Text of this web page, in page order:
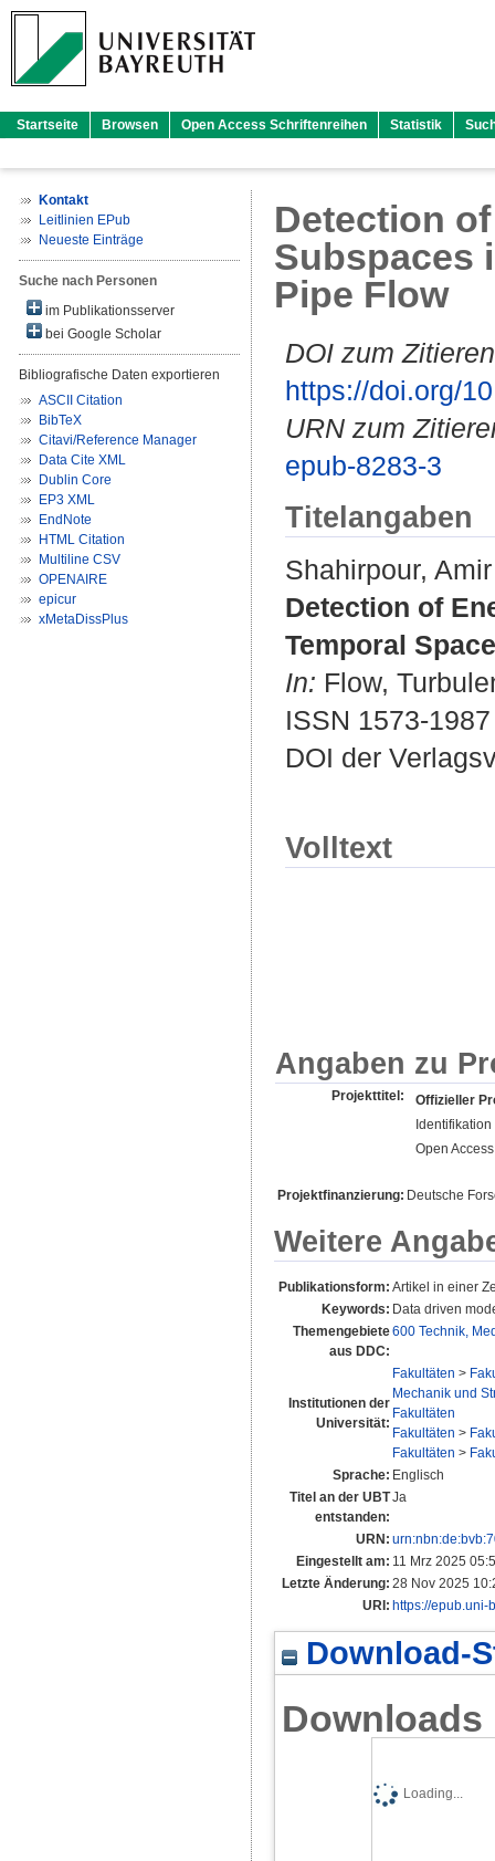
Startseite Browsen Open Access Schriftenreihen Statistik
Kontakt
Leitlinien EPub
Neueste Einträge
Suche nach Personen
im Publikationsserver
bei Google Scholar
Bibliografische Daten exportieren
ASCII Citation
BibTeX
Citavi/Reference Manager
Data Cite XML
Dublin Core
EP3 XML
EndNote
HTML Citation
Multiline CSV
OPENAIRE
epicur
xMetaDissPlus
Detection
Subspaces
Pipe Flow
DOI zum
https://doi.org/
URN zum
epub-8283-3
Titelangaben
Shahirpour, Amir
Detection of
Temporal
In: Flow,
ISSN 1573-1987
DOI der
Volltext
Angaben zu
Projekttitel:
Offizieller
Open
Projektfinanzierung: Deutsche
Weitere
Publikationsform: Artikel in einer
Keywords: Data driven
Themengebiete
aus DDC:
600 Technik,
Institutionen der
Universität:
Fakultäten >
Mechanik und
Fakultäten
Fakultäten >
Fakultäten >
Sprache: Englisch
Titel an der UBT
entstanden:
Ja
URN:
Eingestellt am: 11 Mrz 2025
Letzte Änderung: 28 Nov 2025
URI: https://epub.uni-
Download-
Downloads
Loading...